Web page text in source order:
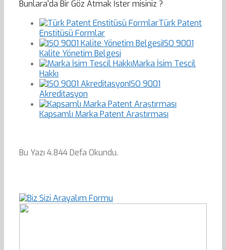
Bunlara'da Bir Göz Atmak İster misiniz ?
Türk Patent
Enstitüsü Formlar
ISO 9001
Kalite Yönetim Belgesi
Marka İsim Tescil
Hakkı
ISO 9001
Akreditasyon
Kapsamlı Marka Patent Araştırması
Bu Yazı 4.844 Defa Okundu.